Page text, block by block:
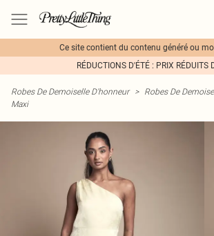
Ce site contient du contenu généré ou
RÉDUCTIONS D'ÉTÉ : PRIX RÉDUITS
Robes De Demoiselle D'honneur > Robes De
Maxi